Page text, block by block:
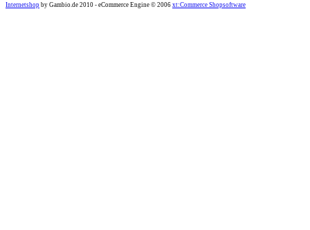
Internetshop by Gambio.de 2010 - eCommerce Engine © 2006 xt:Commerce Shopsoftware